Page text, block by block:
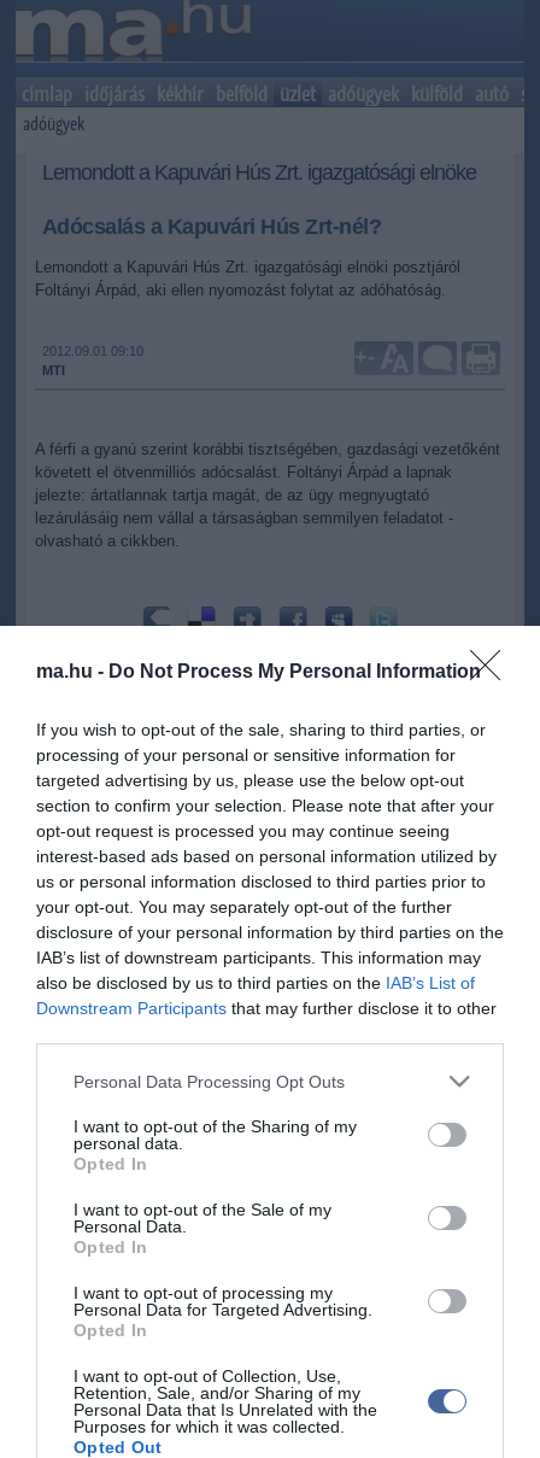
ma.hu - Do Not Process My Personal Information
If you wish to opt-out of the sale, sharing to third parties, or
processing of your personal or sensitive information for
targeted advertising by us, please use the below opt-out
section to confirm your selection. Please note that after your
opt-out request is processed you may continue seeing
interest-based ads based on personal information utilized by
us or personal information disclosed to third parties prior to
your opt-out. You may separately opt-out of the further
disclosure of your personal information by third parties on the
IAB’s list of downstream participants. This information may
also be disclosed by us to third parties on the IAB’s List of
Downstream Participants that may further disclose it to other
Please note that this website/app uses one or more Google
not limited to your visit or usage behaviour. You may click to
grant or deny consent to Google and its third-party tags to
use your data for below specified purposes in below Google
consent section.
Personal Data Processing Opt Outs
I want to opt-out of the Sharing of my
personal data.
Opted In
I want to opt-out of the Sale of my
Personal Data.
Opted In
I want to opt-out of processing my
Personal Data for Targeted Advertising.
Opted In
I want to opt-out of Collection, Use,
Retention, Sale, and/or Sharing of my
Personal Data that Is Unrelated with the
Purposes for which it was collected.
Opted Out
címlap időjárás kékhír belföld üzlet adóügyek külföld autó
adóügyek
Lemondott a Kapuvári Hús Zrt. igazgatósági elnöke
Adócsalás a Kapuvári Hús Zrt-nél?
Lemondott a Kapuvári Hús Zrt. igazgatósági elnöki posztjáról
Foltányi Árpád, aki ellen nyomozást folytat az adóhatóság.
2012.09.01 09:10
MTI
+-
A férfi a gyanú szerint korábbi tisztségében, gazdasági vezetőként
követett el ötvenmilliós adócsalást. Foltányi Árpád a lapnak
jelezte: ártatlannak tartja magát, de az ügy megnyugtató
lezárulásáig nem vállal a társaságban semmilyen feladatot -
olvasható a cikkben.
Adócsalással gyanúsítják a Golden State Warriors kosarasát
Vádemelési javaslat adócsalás miatt egy Zala megyei ügyvéd
ellen
Berlusconit felmentették - egyik adócsalási ügyében
Az Európai Bizottság felszámolná az adóparadicsomokat
Figyelem! A cikkhez hozzáfűzött hozzászólások nem ama.hunetwork nézeteit
tükrözik. A szerkesztőség mindössze a hírek publikációjával foglalkozik, a
kommenteket nem tudja befolyásolni - azok az olvasók személyes véleményét
tartalmazzák.
Kérjük, kulturáltan, mások személyiségi jogainak és jó hírnevének tiszteletben
ma.hu legfrissebb hírei:
Szomjazó gólyának adott inni egy férfi Tiszakécskénél -
Megható felvétel: elpusztult borját vitte magával egy
delfinanya
Halálos fenyegetés miatt lemondta erdélyi koncertjét Majka
Pórázra kötve hagytak egy kutyát egy híd alatt Miskolcon
Védelmi Munkacsoport: hosszabb hőségriasztás, stabil